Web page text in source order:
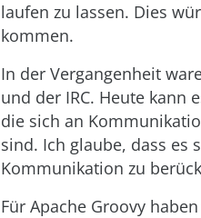
laufen zu lassen. Dies
kommen.
In der Vergangenheit
und der IRC. Heute kann
die sich an
sind. Ich glaube, dass es
Kommunikation zu
Für Apache Groovy